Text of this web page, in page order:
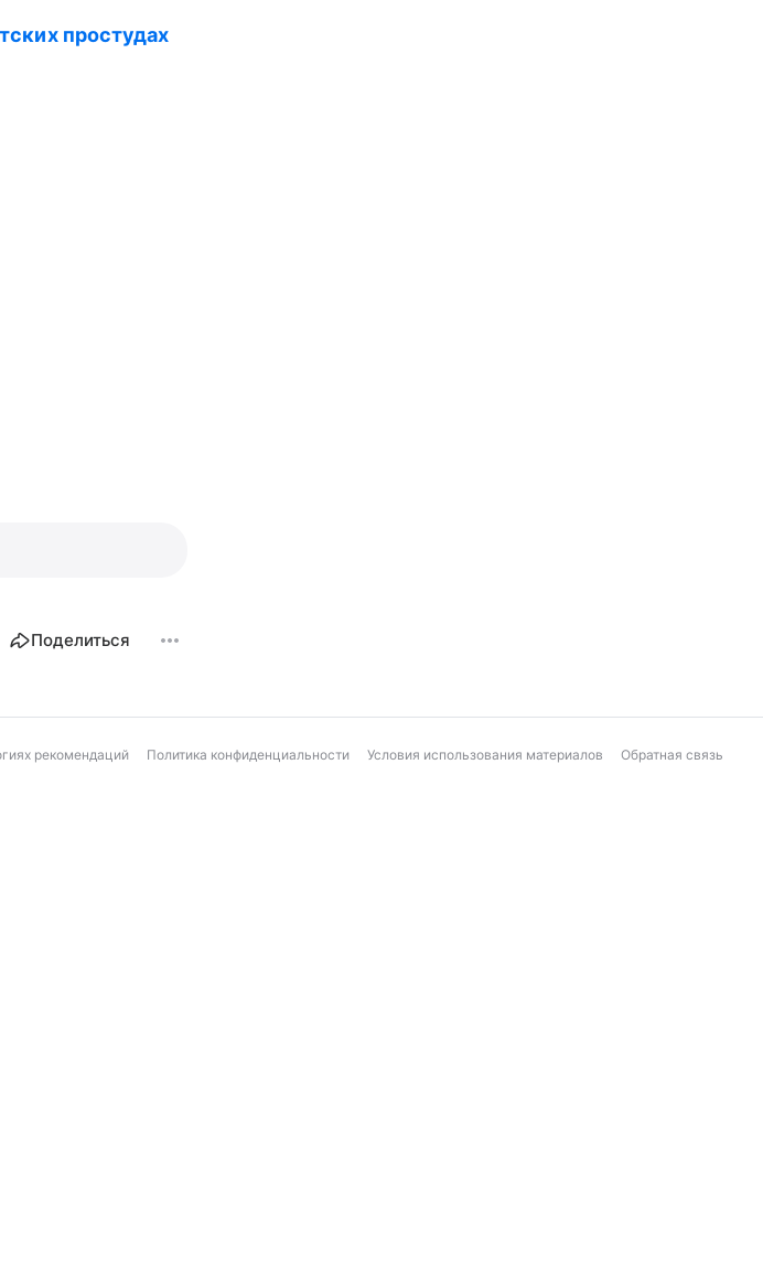
простудах
Поделиться
рекомендаций Политика конфиденциальности Условия использования материалов Обратная связь